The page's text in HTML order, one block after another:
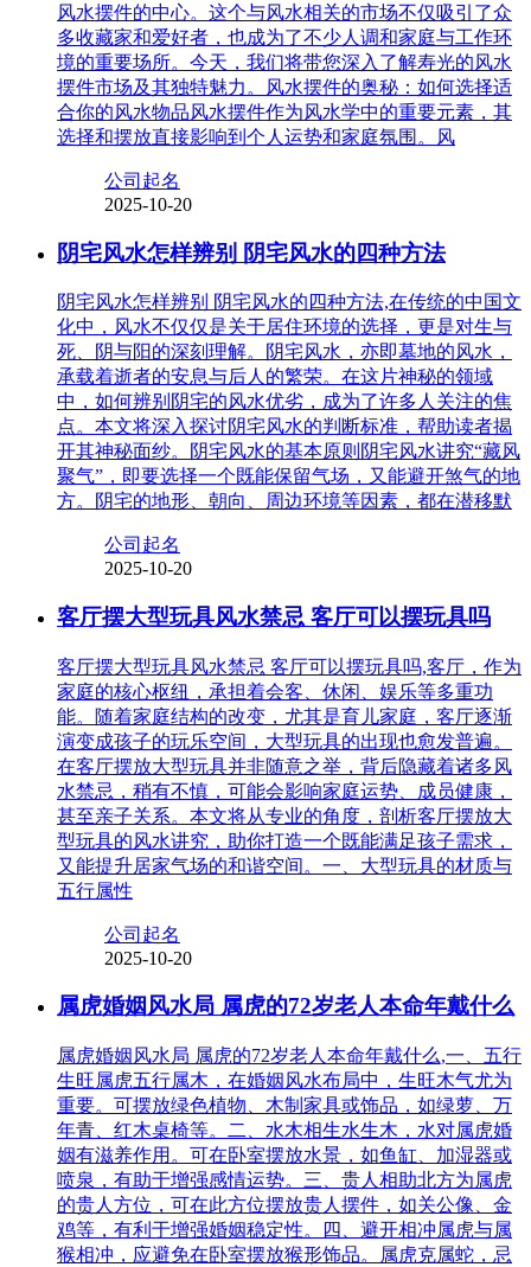
风水摆件的中心。这个与风水相关的市场不仅吸引了众
多收藏家和爱好者，也成为了不少人调和家庭与工作环
境的重要场所。今天，我们将带您深入了解寿光的风水
摆件市场及其独特魅力。风水摆件的奥秘：如何选择适
合你的风水物品风水摆件作为风水学中的重要元素，其
选择和摆放直接影响到个人运势和家庭氛围。风
公司起名
2025-10-20
阴宅风水怎样辨别 阴宅风水的四种方法
阴宅风水怎样辨别 阴宅风水的四种方法,在传统的中国文
化中，风水不仅仅是关于居住环境的选择，更是对生与
死、阴与阳的深刻理解。阴宅风水，亦即墓地的风水，
承载着逝者的安息与后人的繁荣。在这片神秘的领域
中，如何辨别阴宅的风水优劣，成为了许多人关注的焦
点。本文将深入探讨阴宅风水的判断标准，帮助读者揭
开其神秘面纱。阴宅风水的基本原则阴宅风水讲究“藏风
聚气”，即要选择一个既能保留气场，又能避开煞气的地
方。阴宅的地形、朝向、周边环境等因素，都在潜移默
公司起名
2025-10-20
客厅摆大型玩具风水禁忌 客厅可以摆玩具吗
客厅摆大型玩具风水禁忌 客厅可以摆玩具吗,客厅，作为
家庭的核心枢纽，承担着会客、休闲、娱乐等多重功
能。随着家庭结构的改变，尤其是育儿家庭，客厅逐渐
演变成孩子的玩乐空间，大型玩具的出现也愈发普遍。
在客厅摆放大型玩具并非随意之举，背后隐藏着诸多风
水禁忌，稍有不慎，可能会影响家庭运势、成员健康，
甚至亲子关系。本文将从专业的角度，剖析客厅摆放大
型玩具的风水讲究，助你打造一个既能满足孩子需求，
又能提升居家气场的和谐空间。一、大型玩具的材质与
五行属性
公司起名
2025-10-20
属虎婚姻风水局 属虎的72岁老人本命年戴什么
属虎婚姻风水局 属虎的72岁老人本命年戴什么,一、五行
生旺属虎五行属木，在婚姻风水布局中，生旺木气尤为
重要。可摆放绿色植物、木制家具或饰品，如绿萝、万
年青、红木桌椅等。二、水木相生水生木，水对属虎婚
姻有滋养作用。可在卧室摆放水景，如鱼缸、加湿器或
喷泉，有助于增强感情运势。三、贵人相助北方为属虎
的贵人方位，可在此方位摆放贵人摆件，如关公像、金
鸡等，有利于增强婚姻稳定性。四、避开相冲属虎与属
猴相冲，应避免在卧室摆放猴形饰品。属虎克属蛇，忌